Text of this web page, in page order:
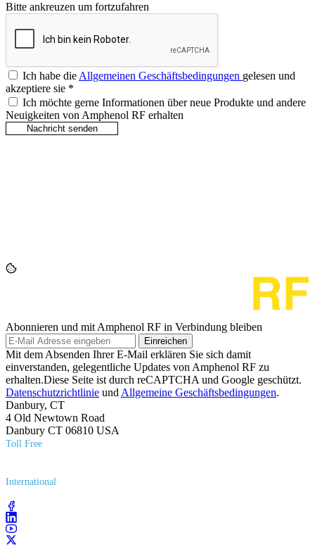
Bitte ankreuzen um fortzufahren
Ich habe die Allgemeinen Geschäftsbedingungen gelesen und
akzeptiere sie *
Ich möchte gerne Informationen über neue Produkte und andere
Neuigkeiten von Amphenol RF erhalten
Abonnieren und mit Amphenol RF in Verbindung bleiben
Einreichen
Mit dem Absenden Ihrer E-Mail erklären Sie sich damit
einverstanden, gelegentliche Updates von Amphenol RF zu
erhalten.Diese Seite ist durch reCAPTCHA und Google geschützt.
Datenschutzrichtlinie und Allgemeine Geschäftsbedingungen.
Danbury, CT
4 Old Newtown Road
Danbury CT 06810 USA
Toll Free
International